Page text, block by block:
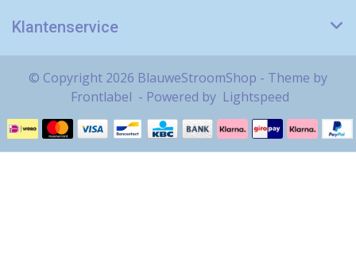
Klantenservice
© Copyright 2026 BlauweStroomShop - Theme by
Frontlabel - Powered by Lightspeed